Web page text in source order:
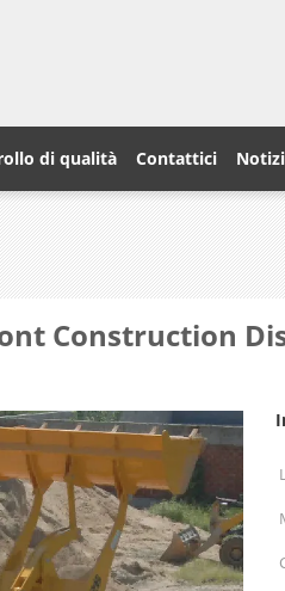
di qualità Contattici
Construction